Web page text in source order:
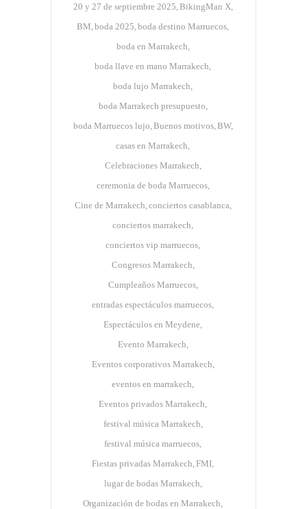
20 y 27 de septiembre 2025 BikingMan X
BM boda 2025 boda destino Marruecos
boda en Marrakech
boda llave en mano Marrakech
boda lujo Marrakech
boda Marrakech presupuesto
boda Marruecos lujo Buenos motivos BW
casas en Marrakech
Celebraciones Marrakech
ceremonia de boda Marruecos
Cine de Marrakech conciertos casablanca
conciertos marrakech
conciertos vip marruecos
Congresos Marrakech
Cumpleaños Marruecos
entradas espectáculos marruecos
Espectáculos en Meydene
Evento Marrakech
Eventos corporativos Marrakech
eventos en marrakech
Eventos privados Marrakech
festival música Marrakech
festival música marruecos
Fiestas privadas Marrakech FMI
lugar de bodas Marrakech
Organización de bodas en Marrakech